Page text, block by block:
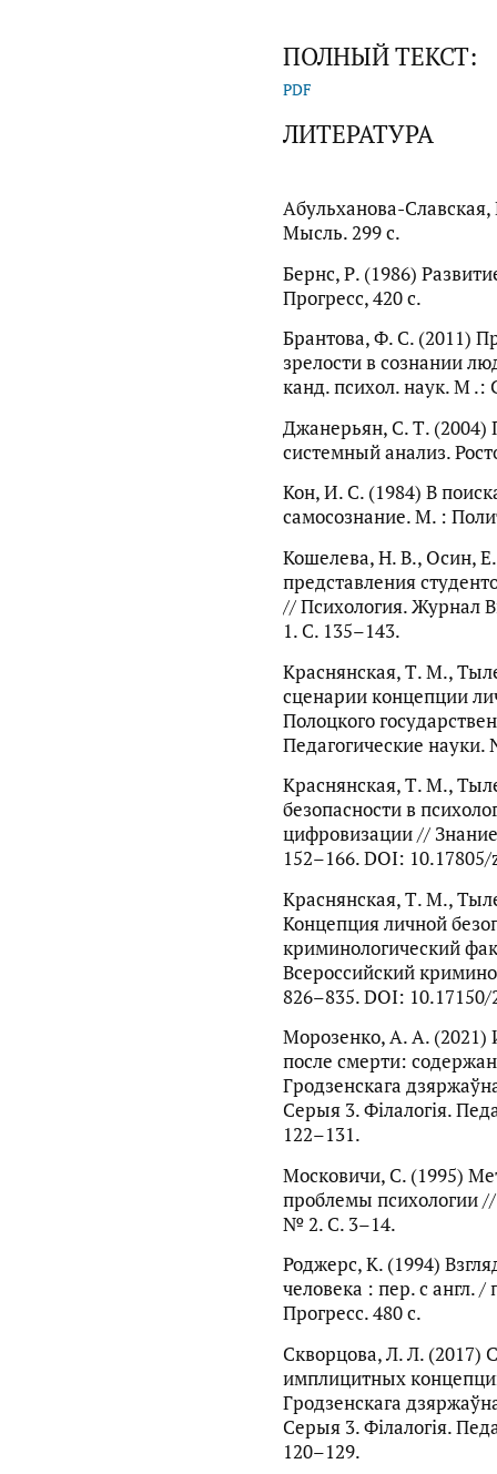
ПОЛНЫЙ ТЕКСТ:
PDF
ЛИТЕРАТУРА
Абульханова-
Мысль. 299 с.
Бернс, Р. (1986)
Прогресс, 420 с.
Брантова, Ф. С. (2011)
зрелости в сознании
канд. психол. наук. М .:
Джанерьян, С. Т. (2004)
системный анализ.
Кон, И. С. (1984) В
самосознание. М. :
Кошелева, Н. В., Осин,
представления
// Психология. Журнал
1. С. 135–143.
Краснянская, Т. М.,
сценарии концепции
Полоцкого
Педагогические
Краснянская, Т. М.,
безопасности в
цифровизации //
152–166. DOI:
Краснянская, Т. М.,
Концепция личной
криминологический
Всероссийский
826–835. DOI:
Морозенко, А. А.
после смерти:
Гродзенскага
Серыя 3. Філалогія.
122–131.
Московичи, С. (1995)
проблемы психологии
№ 2. С. 3–14.
Роджерс, К. (1994)
человека : пер. с англ.
Прогресс. 480 с.
Скворцова, Л. Л. (2017)
имплицитных
Гродзенскага
Серыя 3. Філалогія.
120–129.